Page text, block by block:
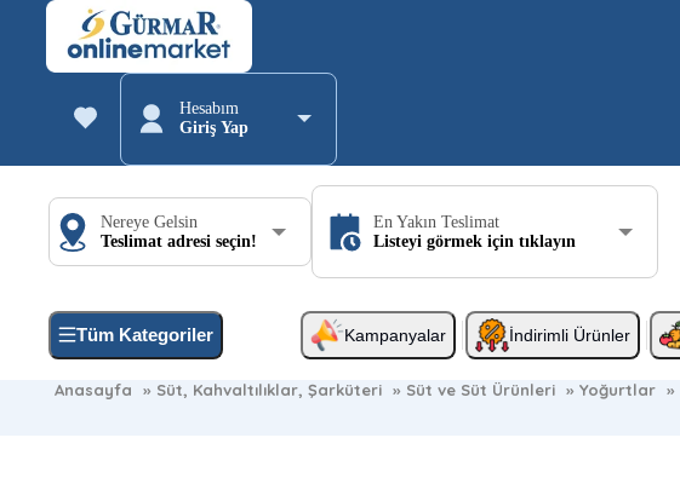
Hesabım
Giriş Yap
Nereye Gelsin
Teslimat adresi seçin!
En Yakın Teslimat
Listeyi görmek için tıklayın
Tüm Kategoriler Kampanyalar İndirimli Ürünler
Anasayfa » Süt, Kahvaltılıklar, Şarküteri » Süt ve Süt Ürünleri » Yoğurtlar »